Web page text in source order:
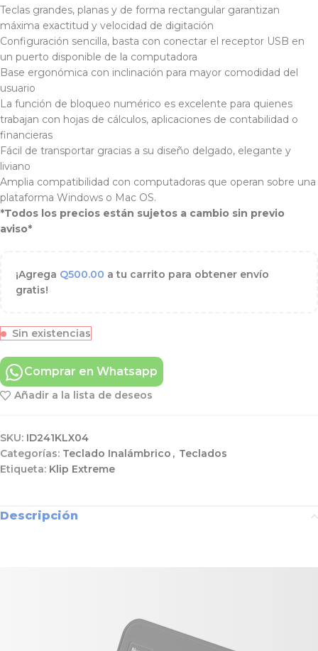
Teclas grandes, planas y de forma rectangular garantizan
máxima exactitud y velocidad de digitación
Configuración sencilla, basta con conectar el receptor USB en
un puerto disponible de la computadora
Base ergonómica con inclinación para mayor comodidad del
usuario
La función de bloqueo numérico es excelente para quienes
trabajan con hojas de cálculos, aplicaciones de contabilidad o
financieras
Fácil de transportar gracias a su diseño delgado, elegante y
liviano
Amplia compatibilidad con computadoras que operan sobre una
plataforma Windows o Mac OS.
*Todos los precios están sujetos a cambio sin previo
aviso*
¡Agrega Q500.00 a tu carrito para obtener envío
gratis!
Sin existencias
Comprar en Whatsapp
Añadir a la lista de deseos
SKU: ID241KLX04
Categorías: Teclado Inalámbrico , Teclados
Etiqueta: Klip Extreme
Descripción